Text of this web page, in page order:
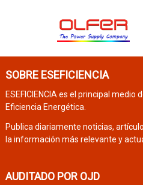
SOBRE ESEFICIENCIA
ESEFICIENCIA es el principal
Eficiencia Energética.
Publica diariamente noticias,
la información más relevante y
AUDITADO POR OJD